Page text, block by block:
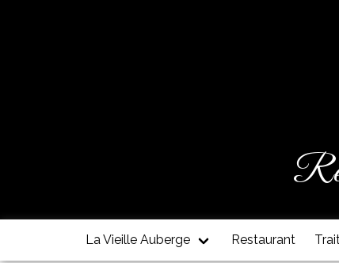
La Vieille Auberge Restaurant